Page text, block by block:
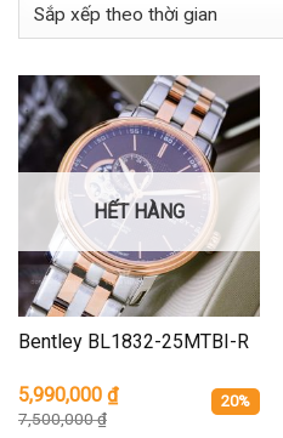
HẾT HÀNG
Bentley BL1832-25MTBI-R
5,990,000 ₫
7,500,000₫
20%